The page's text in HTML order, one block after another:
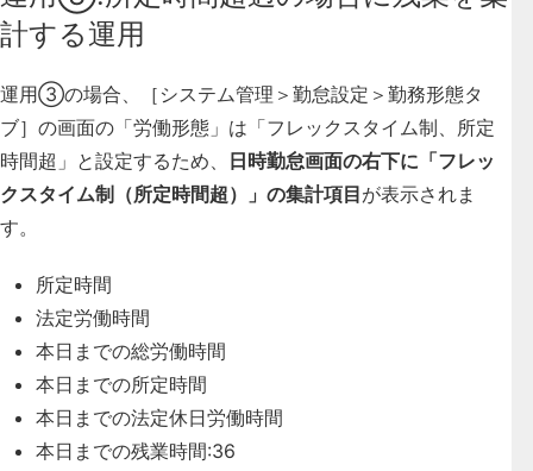
計する運用
運用③の場合、［システム管理＞勤怠設定＞勤務形態タ
ブ］の画面の「労働形態」は「フレックスタイム制、所定
時間超」と設定するため、
日時勤怠画面の右下に「フレッ
クスタイム制（所定時間超）」の集計項目が表示されま
す。
所定時間
法定労働時間
本日までの総労働時間
本日までの所定時間
本日までの法定休日労働時間
本日までの残業時間:36